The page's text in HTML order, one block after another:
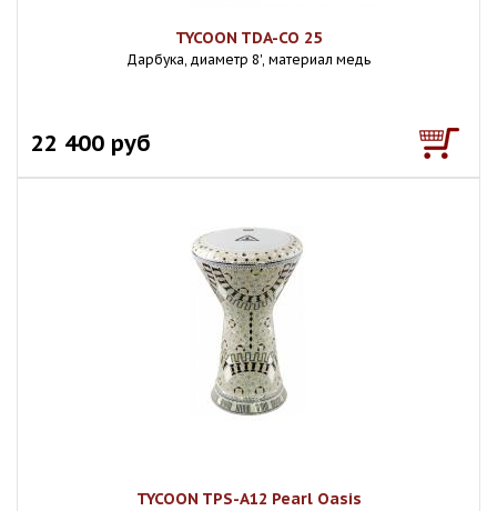
TYCOON TDA-CO 25
Дарбука, диаметр 8', материал медь
22 400 руб
TYCOON TPS-A12 Pearl Oasis